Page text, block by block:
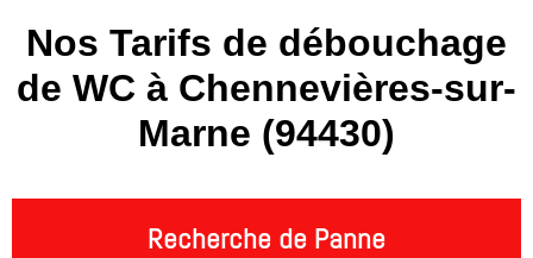
Nos Tarifs de débouchage
de WC à Chennevières-sur-
Marne (94430)
Recherche de Panne